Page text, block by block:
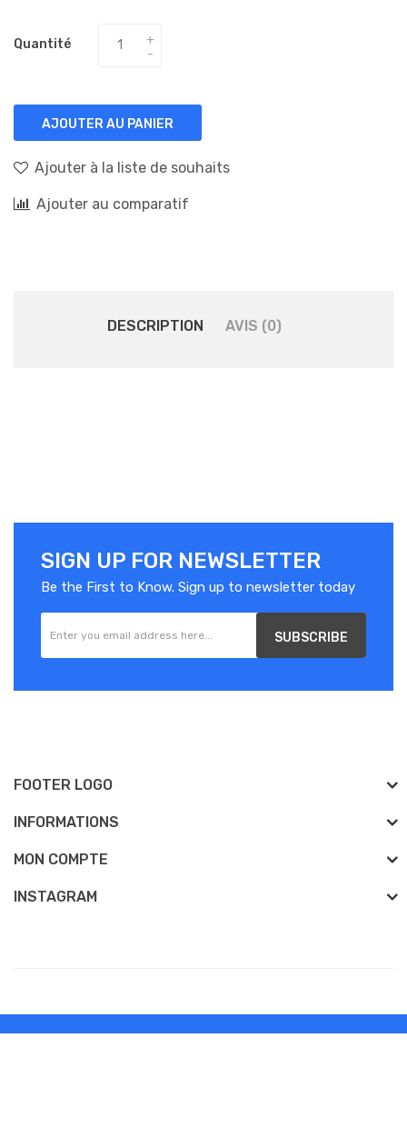
Quantité
AJOUTER AU PANIER
Ajouter à la liste de souhaits
Ajouter au comparatif
DESCRIPTION AVIS (0)
SIGN UP FOR NEWSLETTER
Be the First to Know. Sign up to newsletter today
SUBSCRIBE
FOOTER LOGO
INFORMATIONS
MON COMPTE
INSTAGRAM